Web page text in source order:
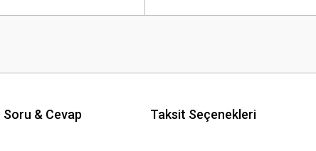
Soru & Cevap Taksit Seçenekleri